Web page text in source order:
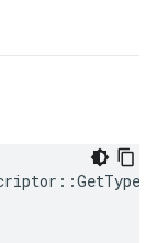
::GetType